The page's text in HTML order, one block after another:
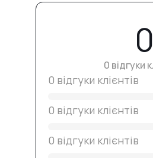
0
0 відгуки
0 відгуки клієнтів
0 відгуки клієнтів
0 відгуки клієнтів